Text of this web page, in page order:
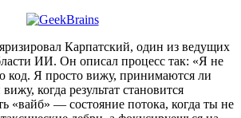
Карпатский, один из ведущих
ИИ. Он описал процесс так: «Я не
код. Я просто вижу, принимаются ли
когда результат становится
«вайб» — состояние потока, когда ты не